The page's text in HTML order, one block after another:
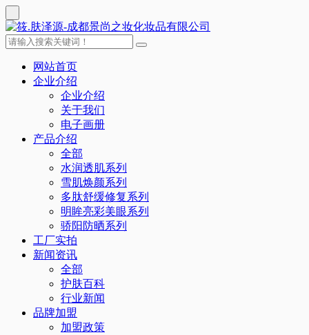
网站首页
企业介绍
企业介绍
关于我们
电子画册
产品介绍
全部
水润透肌系列
雪肌焕颜系列
多肽舒缓修复系列
明眸亮彩美眼系列
骄阳防晒系列
工厂实拍
新闻资讯
全部
护肤百科
行业新闻
品牌加盟
加盟政策